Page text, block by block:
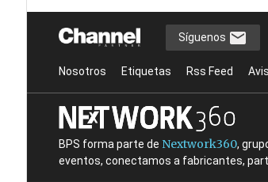
Síguenos
Nosotros Etiquetas Rss Feed
BPS forma parte de Nextwork360,
eventos, conectamos a fabricantes,